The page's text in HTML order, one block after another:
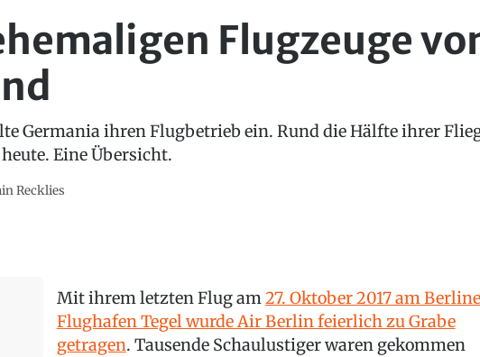
Flugzeuge
Germania ihren Flugbetrieb ein. Rund die Hälfte ihrer
Eine Übersicht.
Recklies
Mit ihrem letzten Flug am27. Oktober 2017 am
Flughafen Tegel wurde Air Berlin feierlich zu Grabe
getragen. Tausende Schaulustiger waren gekommen